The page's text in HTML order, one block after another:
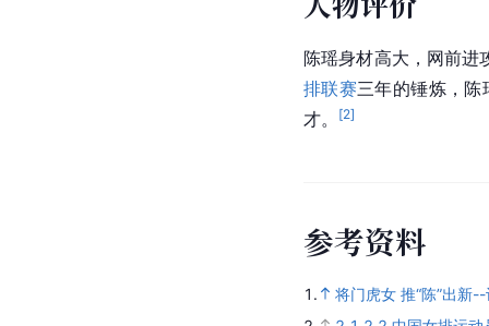
陈瑶身材高大，网前进
排联赛三年的锤炼，
才。
[2]
参考资料
1.
将门虎女 推“陈”出新